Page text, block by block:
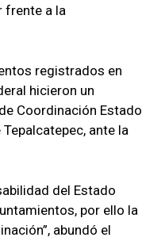
frente a la
registrados en
hicieron un
Coordinación Estado
ante la
del Estado
por ello la
abundó el